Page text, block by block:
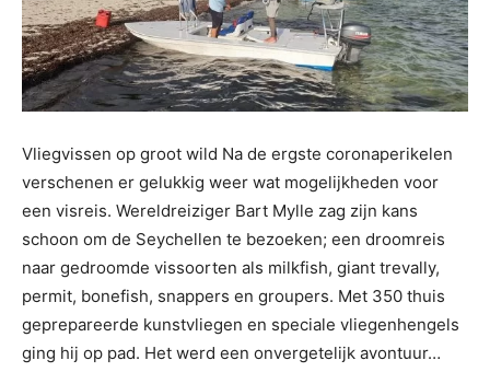
Vliegvissen op groot wild Na de ergste coronaperikelen
verschenen er gelukkig weer wat mogelijkheden voor
een visreis. Wereldreiziger Bart Mylle zag zijn kans
schoon om de Seychellen te bezoeken; een droomreis
naar gedroomde vissoorten als milkfish, giant trevally,
permit, bonefish, snappers en groupers. Met 350 thuis
geprepareerde kunstvliegen en speciale vliegenhengels
ging hij op pad. Het werd een onvergetelijk avontuur…